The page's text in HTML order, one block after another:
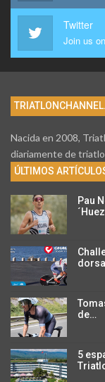
Twitter
Join us
Nacida en 2008,
diariamente de
ÚLTIMOS
Pau
´Huez
de…
5